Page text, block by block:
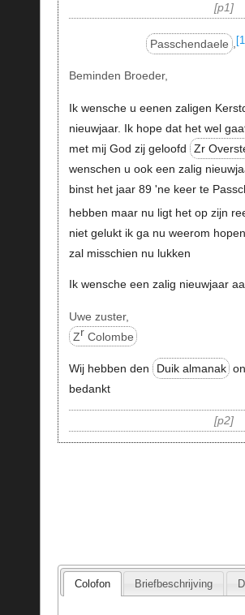
p1
Passchendaele ,
Beminden Broeder,
Ik wensche u eenen zaligen
nieuwjaar. Ik hope dat het wel
met mij God zij geloofd
Zr
wenschen u ook een zalig
binst het jaar 89 'ne keer te
hebben maar nu ligt het op zijn
niet gelukt ik ga nu weerom
zal misschien nu lukken
Ik wensche een zalig nieuwjaar
Uwe zuster,
Zr Colombe
Wij hebben den Duik almanak
bedankt
p2
Colofon Briefbeschrijving